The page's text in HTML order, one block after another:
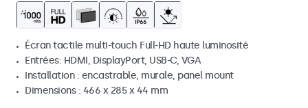
Écran tactile multi-touch Full-HD haute luminosité
Entrées: HDMI, DisplayPort, USB-C, VGA
Installation : encastrable, murale, panel mount
Dimensions : 466 x 285 x 44 mm